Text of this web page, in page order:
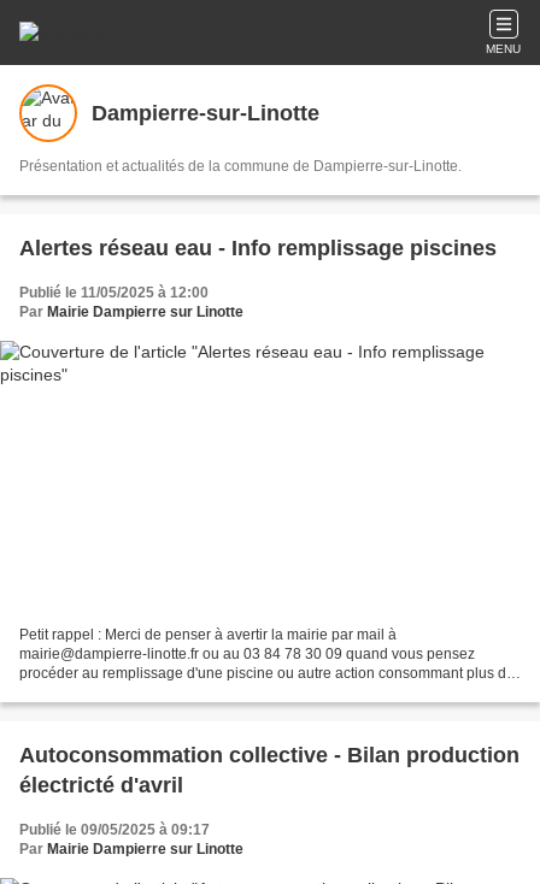
MENU
Dampierre-sur-Linotte
Présentation et actualités de la commune de Dampierre-sur-Linotte.
Alertes réseau eau - Info remplissage piscines
Publié le 11/05/2025 à 12:00
Par Mairie Dampierre sur Linotte
Petit rappel : Merci de penser à avertir la mairie par mail à
mairie@dampierre-linotte.fr ou au 03 84 78 30 09 quand vous pensez
procéder au remplissage d'une piscine ou autre action consommant plus de
Autoconsommation collective - Bilan production
électricté d'avril
Publié le 09/05/2025 à 09:17
Par Mairie Dampierre sur Linotte